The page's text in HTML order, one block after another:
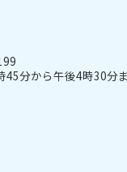
分から午後4時30分